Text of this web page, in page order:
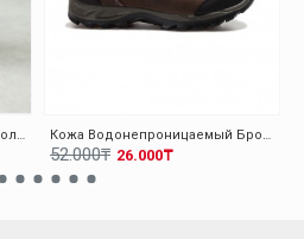
Кожа Водонепроницаемый Молочный Мужская Уличные Ботинки 117SMA1490 Кожа Водонепроницаемый Бронзовый Унисекс Уличные Обувь 117SXA5537
26.000₸
52.000₸